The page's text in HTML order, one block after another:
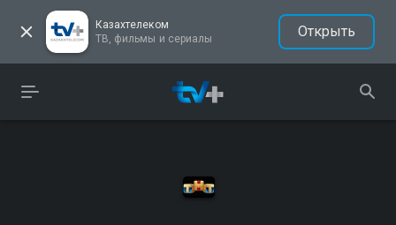
Казахтелеком
ТВ, фильмы и сериалы
Открыть